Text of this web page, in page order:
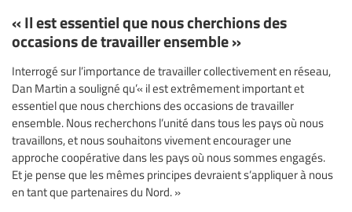
« Il est essentiel que nous cherchions des
occasions de travailler ensemble »
Interrogé sur l’importance de travailler collectivement en réseau,
Dan Martin a souligné qu’« il est extrêmement important et
essentiel que nous cherchions des occasions de travailler
ensemble. Nous recherchons l’unité dans tous les pays où nous
travaillons, et nous souhaitons vivement encourager une
approche coopérative dans les pays où nous sommes engagés.
Et je pense que les mêmes principes devraient s’appliquer à nous
en tant que partenaires du Nord. »